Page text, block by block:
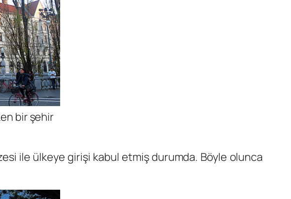
bir şehir
ile ülkeye girişi kabul etmiş durumda. Böyle olunca